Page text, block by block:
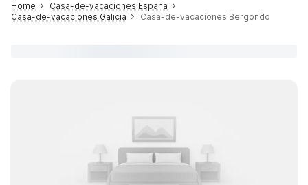
Home
Casa-de-vacaciones España
Casa-de-vacaciones Galicia
Casa-de-vacaciones Bergondo